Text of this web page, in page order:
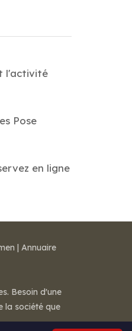
l'activité
Pose
en ligne
| Annuaire
Besoin d'une
la société que